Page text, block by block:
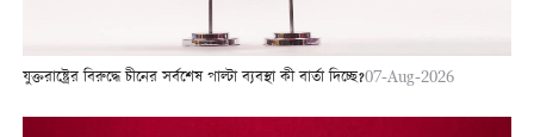
যুক্তরাষ্ট্রের বিরুদ্ধে চীনের সর্বশেষ পাল্টা ব্যবস্থা কী বার্তা দিচ্ছে?07-Aug-2026